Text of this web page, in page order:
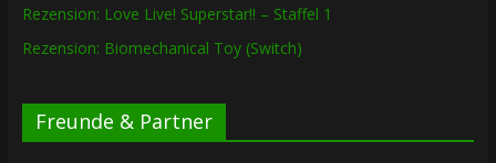
Rezension: Love Live! Superstar!! – Staffel 1
Rezension: Biomechanical Toy (Switch)
Freunde & Partner